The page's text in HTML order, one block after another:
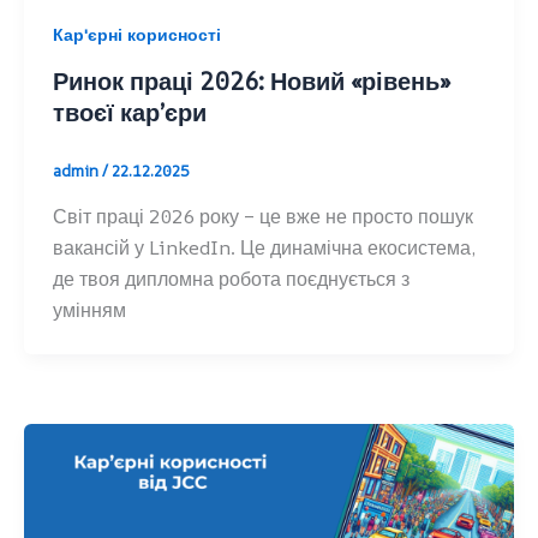
Кар'єрні корисності
Ринок праці 2026: Новий «рівень»
твоєї кар’єри
admin/22.12.2025
Світ праці 2026 року – це вже не просто пошук
вакансій у LinkedIn. Це динамічна екосистема,
де твоя дипломна робота поєднується з
умінням